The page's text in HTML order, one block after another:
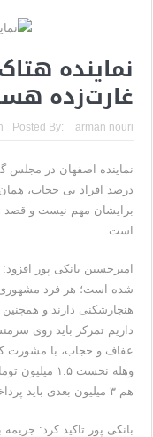
مقاله:
ترامپ: پیروزی
تنگه هرمز؛ از
فیلم؛ هشدار
غارت‌زده
Posted By: arman nouri
درصد افراد بی حجاب،
برایشان مهم نیست و قصد
است.
امیرحسین بانکی پور
شده است؛ هر فرد مشهوری
هنجارشکنی دارند و
داریم تمرکز باید روی
وهله نخست
هم ۳ میلیون بعدی باید پرداخت شود.
بانکی پور تاکید کرد: